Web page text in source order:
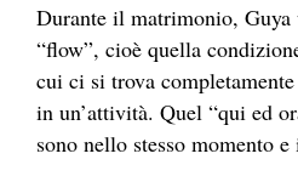
Durante il matrimonio, Guya
“flow”, cioè quella
cui ci si trova
in un’attività. Quel “qui ed
sono nello stesso momento